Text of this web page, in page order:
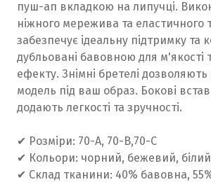
пуш-ап вкладкою на липучці.
ніжного мережива та еластичного
забезпечує ідеальну підтримку
дубльовані бавовною для м'якості
ефекту. Знімні бретелі
модель під ваш образ. Бокові
додають легкості та зручності.
✔ Розміри: 70-А, 70-В,70-С
✔ Кольори: чорний, бежевий, білий
✔ Склад тканини: 40% бавовна,